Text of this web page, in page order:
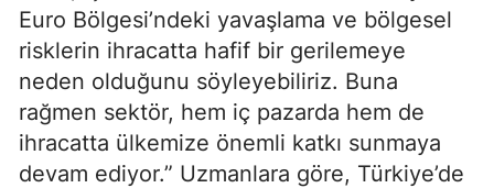
Euro Bölgesi’ndeki yavaşlama ve bölgesel
risklerin ihracatta hafif bir gerilemeye
neden olduğunu söyleyebiliriz. Buna
rağmen sektör, hem iç pazarda hem de
ihracatta ülkemize önemli katkı sunmaya
devam ediyor.” Uzmanlara göre, Türkiye’de